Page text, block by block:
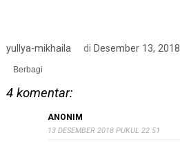
yullya-mikhaila di Desember 13, 2018
Berbagi
4 komentar:
ANONIM
13 DESEMBER 2018 PUKUL 22.51